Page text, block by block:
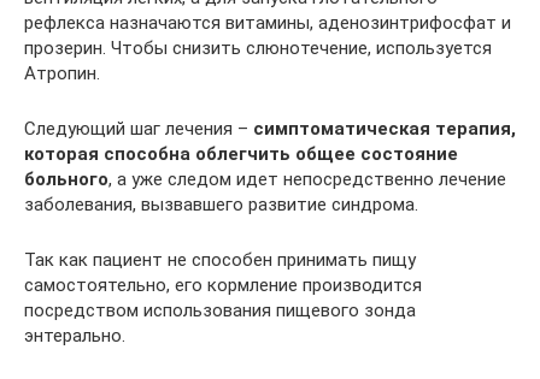
рефлекса назначаются витамины, аденозинтрифосфат и
прозерин. Чтобы снизить слюнотечение, используется
Атропин.
Следующий шаг лечения – симптоматическая терапия,
которая способна облегчить общее состояние
больного, а уже следом идет непосредственно лечение
заболевания, вызвавшего развитие синдрома.
Так как пациент не способен принимать пищу
самостоятельно, его кормление производится
посредством использования пищевого зонда
энтерально.